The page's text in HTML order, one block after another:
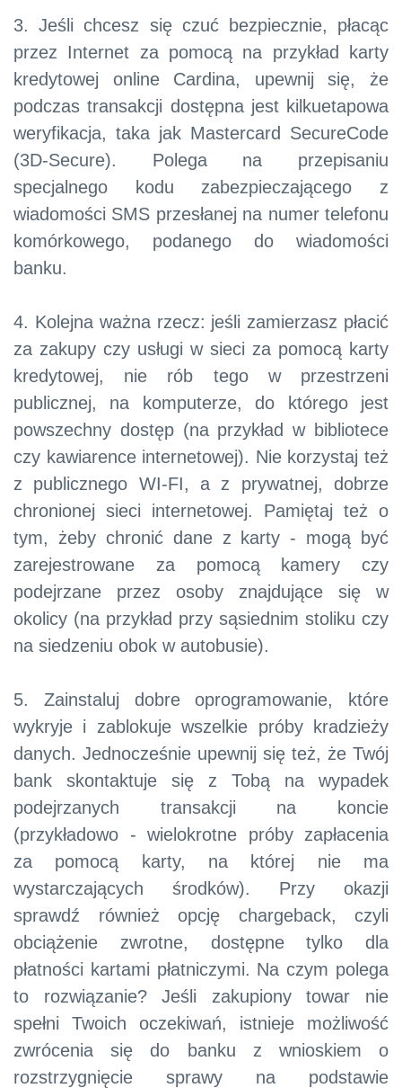
3. Jeśli chcesz się czuć bezpiecznie, płacąc
przez Internet za pomocą na przykład karty
kredytowej online Cardina, upewnij się, że
podczas transakcji dostępna jest kilkuetapowa
weryfikacja, taka jak Mastercard SecureCode
(3D-Secure). Polega na przepisaniu
specjalnego kodu zabezpieczającego z
wiadomości SMS przesłanej na numer telefonu
komórkowego, podanego do wiadomości
banku.
4. Kolejna ważna rzecz: jeśli zamierzasz płacić
za zakupy czy usługi w sieci za pomocą karty
kredytowej, nie rób tego w przestrzeni
publicznej, na komputerze, do którego jest
powszechny dostęp (na przykład w bibliotece
czy kawiarence internetowej). Nie korzystaj też
z publicznego WI-FI, a z prywatnej, dobrze
chronionej sieci internetowej. Pamiętaj też o
tym, żeby chronić dane z karty - mogą być
zarejestrowane za pomocą kamery czy
podejrzane przez osoby znajdujące się w
okolicy (na przykład przy sąsiednim stoliku czy
na siedzeniu obok w autobusie).
5. Zainstaluj dobre oprogramowanie, które
wykryje i zablokuje wszelkie próby kradzieży
danych. Jednocześnie upewnij się też, że Twój
bank skontaktuje się z Tobą na wypadek
podejrzanych transakcji na koncie
(przykładowo - wielokrotne próby zapłacenia
za pomocą karty, na której nie ma
wystarczających środków). Przy okazji
sprawdź również opcję chargeback, czyli
obciążenie zwrotne, dostępne tylko dla
płatności kartami płatniczymi. Na czym polega
to rozwiązanie? Jeśli zakupiony towar nie
spełni Twoich oczekiwań, istnieje możliwość
zwrócenia się do banku z wnioskiem o
rozstrzygnięcie sprawy na podstawie